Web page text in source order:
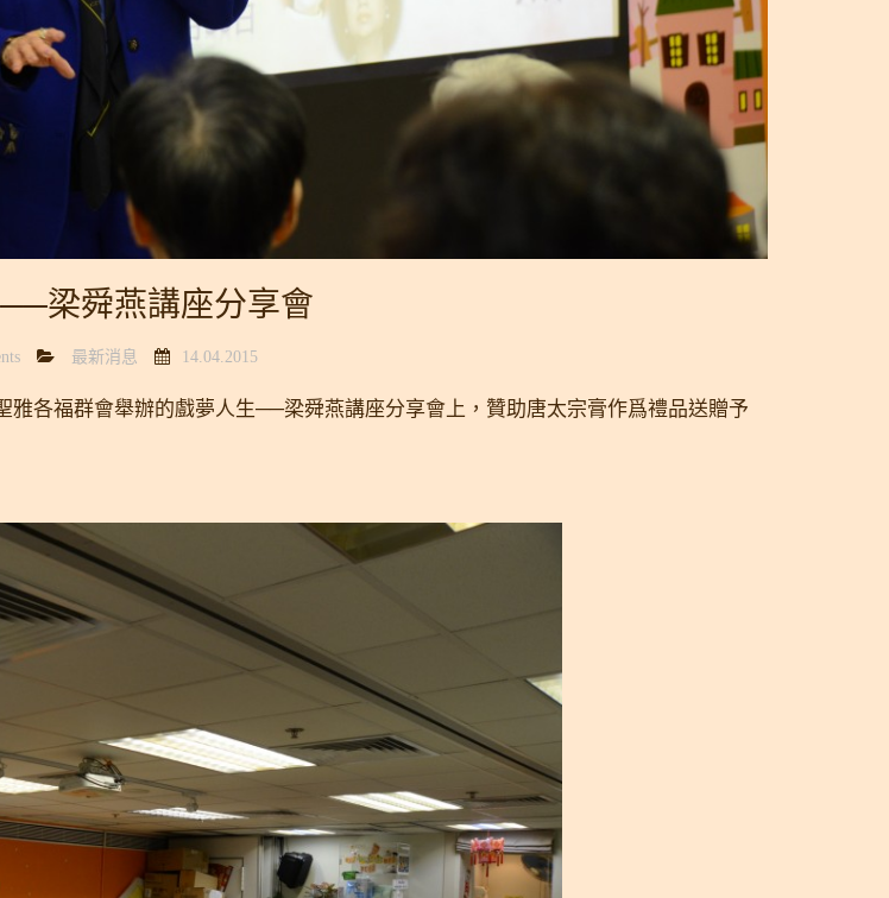
梁舜燕講座分享會
最新消息 14.04.2015
各福群會舉辦的戲夢人生──梁舜燕講座分享會上，贊助唐太宗膏作爲禮品送贈予